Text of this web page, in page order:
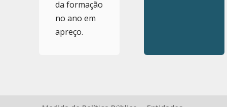
da formação
no ano em
apreço.